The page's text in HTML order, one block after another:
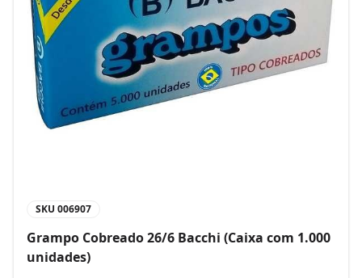
SKU 006907
Grampo Cobreado 26/6 Bacchi (Caixa com 1.000
unidades)